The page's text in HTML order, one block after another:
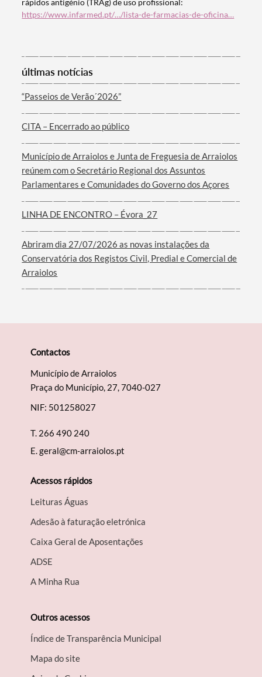
Categorias gerais
Filtros
rápidos antigénio (TRAg) de uso profissional:
https://www.infarmed.pt/…/lista-de-farmacias-de-oficina…
últimas notícias
“Passeios de Verão´2026”
CITA – Encerrado ao público
Município de Arraiolos e Junta de Freguesia de Arraiolos
reúnem com o Secretário Regional dos Assuntos
Parlamentares e Comunidades do Governo dos Açores
LINHA DE ENCONTRO – Évora_27
Abriram dia 27/07/2026 as novas instalações da
Conservatória dos Registos Civil, Predial e Comercial de
Arraiolos
Contactos
Município de Arraiolos
Praça do Município, 27, 7040-027
NIF: 501258027
T. 266 490 240
E.geral@cm-arraiolos.pt
Acessos rápidos
Leituras Águas
Adesão à faturação eletrónica
Caixa Geral de Aposentações
A​DSE
A Minha Rua
Outros acessos
Índice de Transparência Municipal
Mapa do site